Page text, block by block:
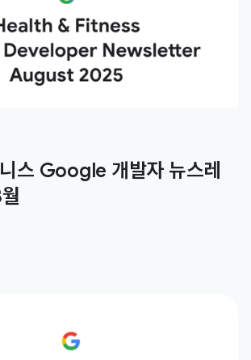
스 Google 개발자 뉴스레